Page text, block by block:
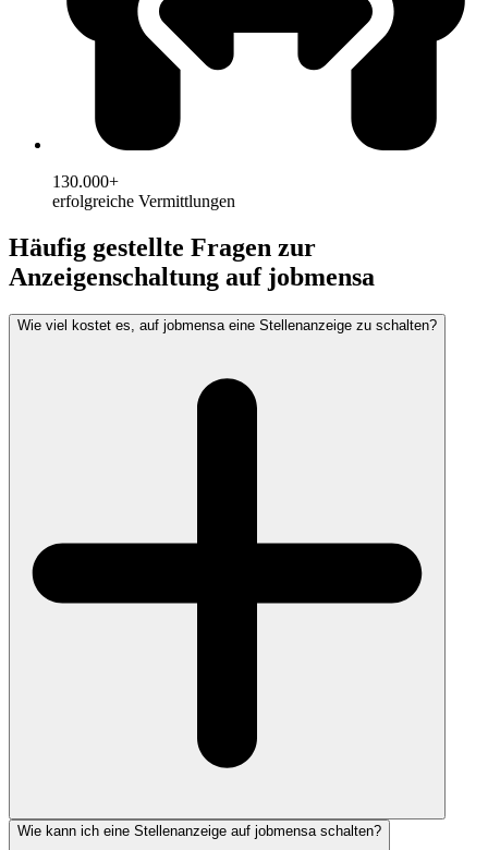
130.000+
erfolgreiche Vermittlungen
Häufig gestellte Fragen zur
Anzeigenschaltung auf jobmensa
Wie viel kostet es, auf jobmensa eine Stellenanzeige zu schalten?
Wie kann ich eine Stellenanzeige auf jobmensa schalten?